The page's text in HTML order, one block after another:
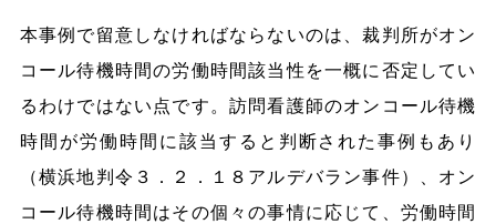
本事例で留意しなければならないのは、裁判所がオン
コール待機時間の労働時間該当性を一概に否定してい
るわけではない点です。訪問看護師のオンコール待機
時間が労働時間に該当すると判断された事例もあり
（横浜地判令３．２．１８アルデバラン事件）、オン
コール待機時間はその個々の事情に応じて、労働時間